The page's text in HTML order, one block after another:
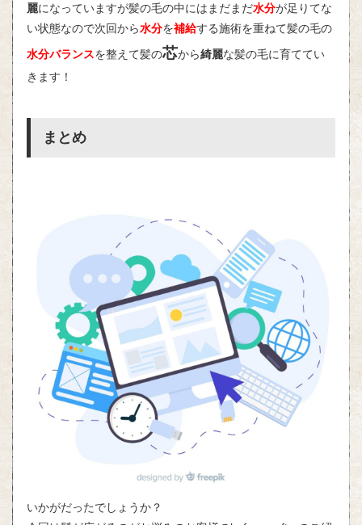
麗になっていますが髪の毛の中にはまだまだ水分が足りてな
い状態なので次回から水分を補給する施術を重ねて髪の毛の
水分バランスを整えて髪の芯から綺麗な髪の毛に育ててい
きます！
まとめ
いかがだったでしょうか？